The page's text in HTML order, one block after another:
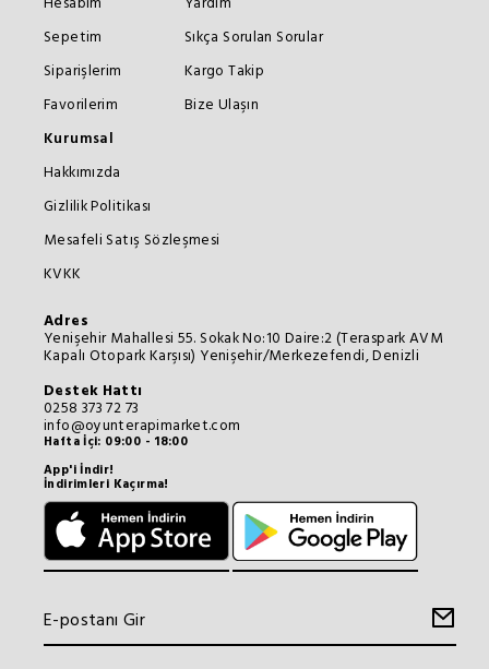
Sepetim
Siparişlerim
Favorilerim
Sıkça Sorulan Sorular
Kargo Takip
Bize Ulaşın
Kurumsal
Hakkımızda
Gizlilik Politikası
Mesafeli Satış Sözleşmesi
KVKK
Adres
Yenişehir Mahallesi 55. Sokak No:10 Daire:2 (Teraspark AVM
Kapalı Otopark Karşısı) Yenişehir/Merkezefendi, Denizli
Destek Hattı
0258 373 72 73
info@oyunterapimarket.com
Hafta İçi: 09:00 - 18:00
App'i İndir!
İndirimleri Kaçırma!